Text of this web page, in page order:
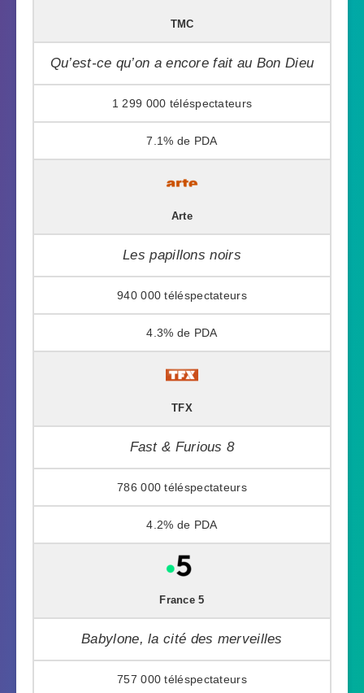
TMC
Qu’est-ce qu’on a encore fait au Bon Dieu
1 299 000
7.1%
Arte
Les papillons noirs
940 000
4.3%
TFX
Fast & Furious 8
786 000
4.2%
France 5
Babylone, la cité des merveilles
757 000